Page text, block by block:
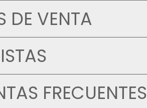
DE VENTA
FRECUENTES